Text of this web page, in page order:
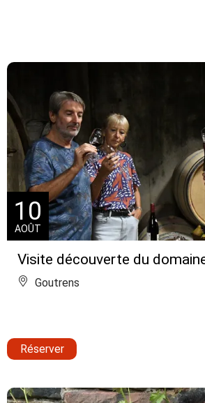
Visite découverte du
10
AOÛT
Goutrens
Réserver